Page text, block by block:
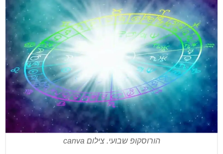
הורוסקופ שבועי. צילום canva